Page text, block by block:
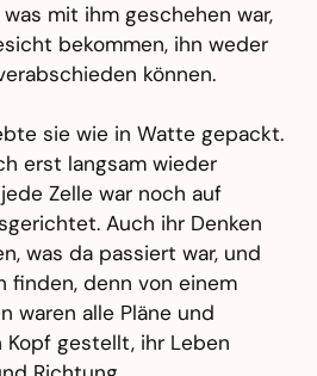
mit ihm geschehen war,
bekommen, ihn weder
können.
sie wie in Watte gepackt.
erst langsam wieder
Zelle war noch auf
Auch ihr Denken
was da passiert war, und
finden, denn von einem
waren alle Pläne und
Kopf gestellt, ihr Leben